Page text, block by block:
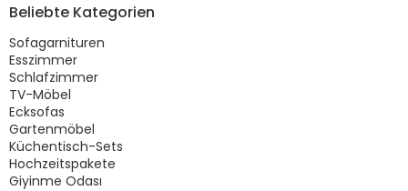
Beliebte Kategorien
Sofagarnituren
Esszimmer
Schlafzimmer
TV-Möbel
Ecksofas
Gartenmöbel
Küchentisch-Sets
Hochzeitspakete
Giyinme Odası